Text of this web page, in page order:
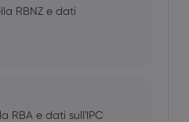
RBNZ e dati
RBA e dati sull'IPC